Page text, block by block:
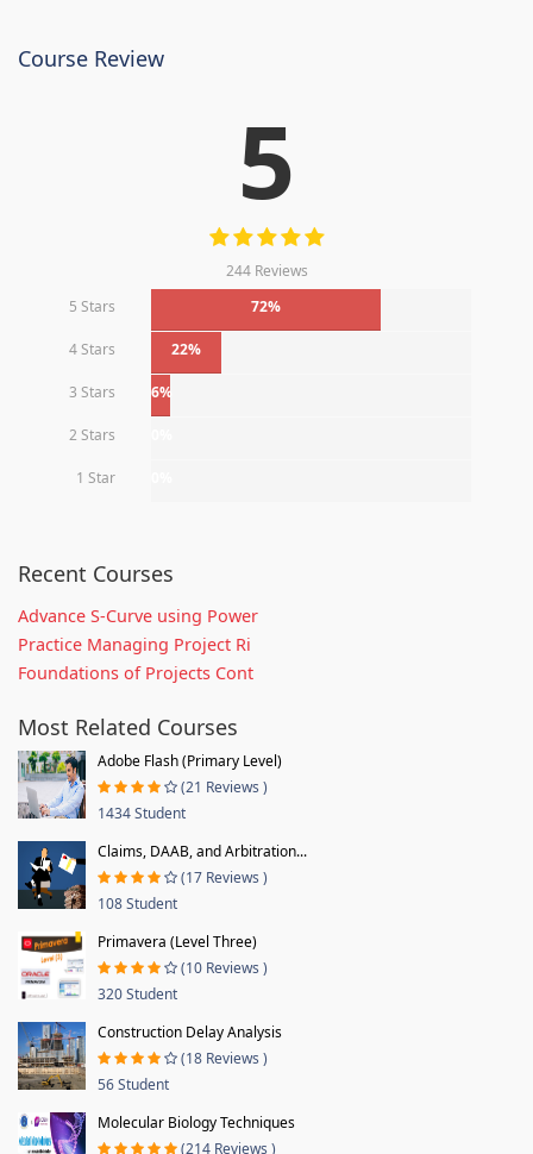
Course Review
5
244 Reviews
5 Stars
72%
4 Stars 22%
3 Stars 6%
2 Stars
1 Star
Recent Courses
Advance S-Curve using Power
Practice Managing Project Ri
Foundations of Projects Cont
Most Related Courses
Adobe Flash (Primary Level)
(21 Reviews )
1434 Student
Claims, DAAB, and Arbitration...
(17 Reviews )
108 Student
Primavera (Level Three)
(10 Reviews )
320 Student
Construction Delay Analysis
(18 Reviews )
56 Student
Molecular Biology Techniques
(214 Reviews )